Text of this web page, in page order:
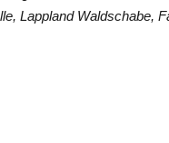
Lappland Waldschabe,